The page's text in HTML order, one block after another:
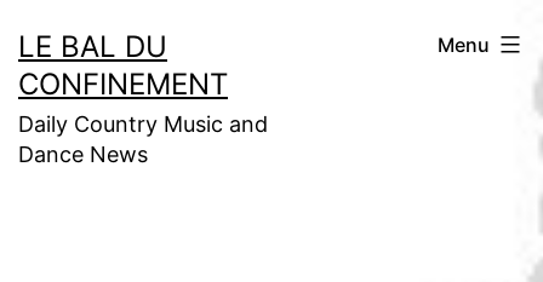
au
contenu
LE BAL DU
CONFINEMENT
Daily Country Music and
Dance News
Menu